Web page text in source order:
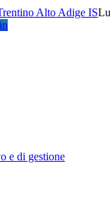
Alto Adige IS
e di gestione